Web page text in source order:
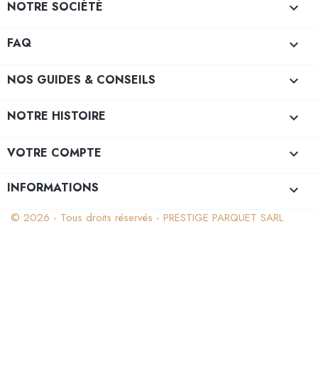
NOTRE SOCIÉTÉ 
FAQ 
NOS GUIDES & CONSEILS 
NOTRE HISTOIRE 
VOTRE COMPTE 
INFORMATIONS keyboard_arrow_down
© 2026 - Tous droits réservés - PRESTIGE PARQUET SARL